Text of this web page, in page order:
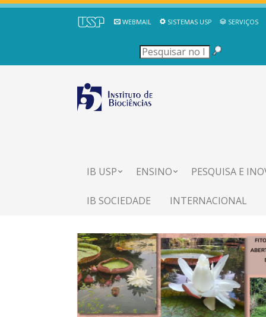
WEBMAIL SISTEMAS USP SERVIÇOS
IB USP ENSINO PESQUISA E
IB SOCIEDADE INTERNACIONAL